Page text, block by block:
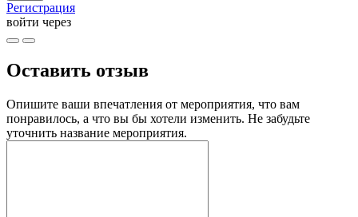
Регистрация
войти через
Оставить отзыв
Опишите ваши впечатления от мероприятия, что вам
понравилось, а что вы бы хотели изменить. Не забудьте
уточнить название мероприятия.